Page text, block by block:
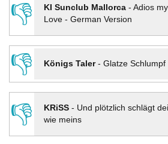
👎
KI Sunclub Mallorca- Adios
Love - German Version
👎
Königs Taler- Glatze Schlumpf
👎
KRiSS- Und plötzlich schlägt
wie meins